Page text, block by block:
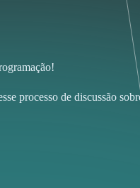
processo de discussão